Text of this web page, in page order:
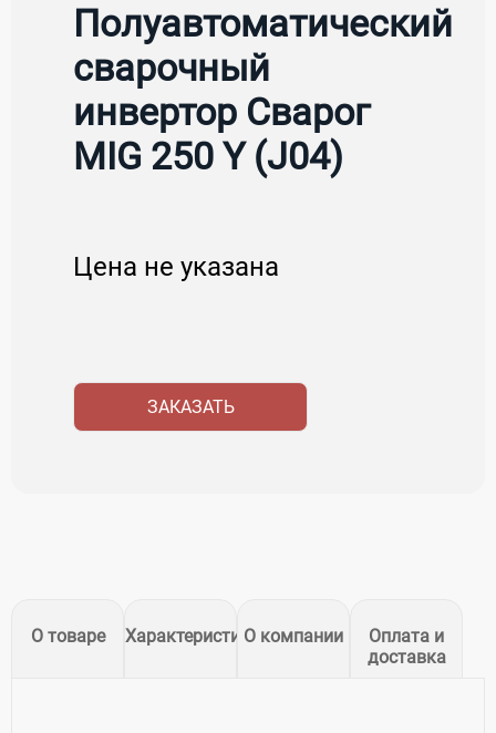
Полуавтоматический
сварочный
инвертор Сварог
MIG 250 Y (J04)
Цена не указана
ЗАКАЗАТЬ
О товаре ХарактеристикиО компании
Оплата и
доставка